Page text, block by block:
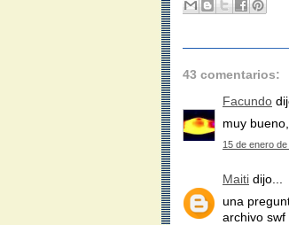
43 comentarios:
Facundo
muy
15 de enero
Maiti dijo...
una
archivo